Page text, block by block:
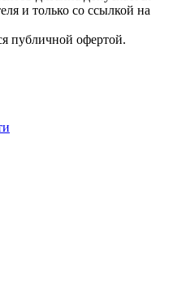
и только со ссылкой на
публичной офертой.